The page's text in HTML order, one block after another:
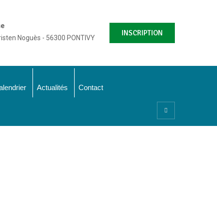
Noguès - 56300 PONTIVY
INSCRIPTION
Actualités Contact